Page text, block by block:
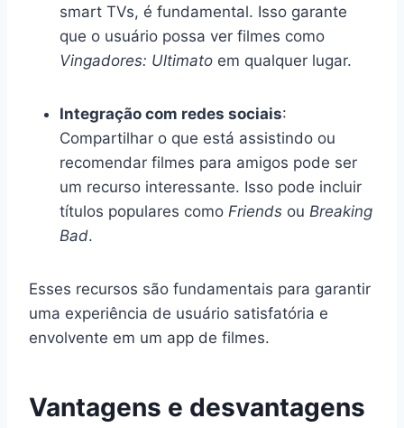
smart TVs, é fundamental. Isso garante
que o usuário possa ver filmes como
Vingadores: Ultimato em qualquer lugar.
Integração com redes sociais:
Compartilhar o que está assistindo ou
recomendar filmes para amigos pode ser
um recurso interessante. Isso pode incluir
títulos populares como Friends ou Breaking
Bad.
Esses recursos são fundamentais para garantir
uma experiência de usuário satisfatória e
envolvente em um app de filmes.
Vantagens e desvantagens